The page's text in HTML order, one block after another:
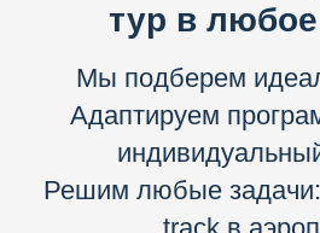
тур в
Мы подберем
Адаптируем
Решим любые задачи: